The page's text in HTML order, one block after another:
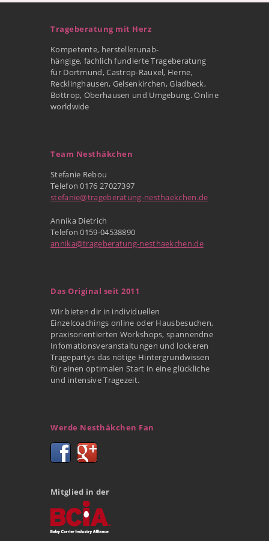
Trageberatung mit Herz
Kompetente, herstellerunab-
hängige, fachlich fundierte Trageberatung
für Dortmund, Castrop-Rauxel, Herne,
Recklinghausen, Gelsenkirchen, Gladbeck,
Bottrop, Oberhausen und Umgebung. Online
worldwide
Team Nesthäkchen
Stefanie Rebou
Telefon 0176 27027397
stefanie@trageberatung-nesthaekchen.de
Annika Dietrich
Telefon 0159-04538890
annika@trageberatung-nesthaekchen.de
Das Original seit 2011
Wir bieten dir in individuellen
Einzelcoachings online oder Hausbesuchen,
praxisorientierten Workshops, spannendne
Infomationsveranstaltungen und lockeren
Tragepartys das nötige Hintergrundwissen
für einen optimalen Start in eine glückliche
und intensive Tragezeit.
Werde Nesthäkchen Fan
Mitglied in der